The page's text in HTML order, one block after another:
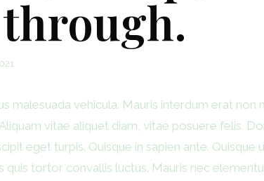
malesuada vehicula. Mauris interdum erat non
vitae aliquet diam, vitae posuere felis.
eget turpis. Quisque in sapien ante. Quisque
tortor convallis luctus. Mauris nec